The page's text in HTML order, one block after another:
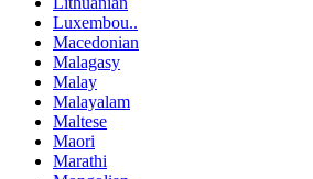
Luxembou..
Macedonian
Malagasy
Malay
Malayalam
Maltese
Maori
Marathi